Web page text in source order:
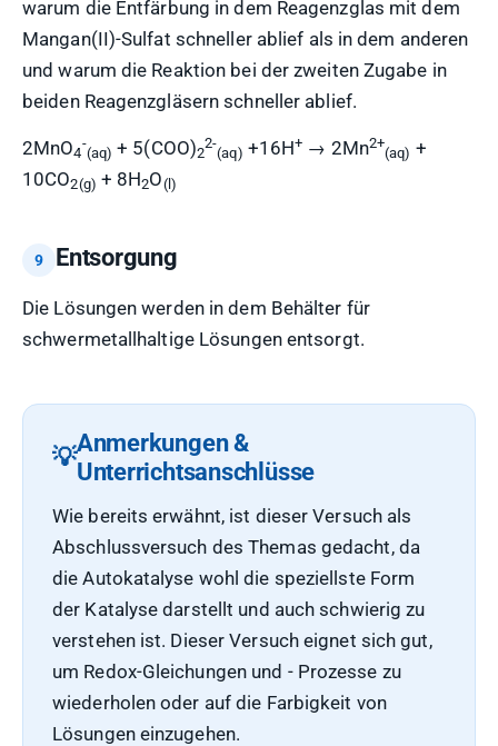
warum die Entfärbung in dem Reagenzglas mit dem
Mangan(II)-Sulfat schneller ablief als in dem anderen
und warum die Reaktion bei der zweiten Zugabe in
beiden Reagenzgläsern schneller ablief.
2MnO4
-
(aq) + 5(COO)2
2-
(aq) +16H+ → 2Mn2+
(aq) +
10CO2(g) + 8H2O(l)
Entsorgung
Die Lösungen werden in dem Behälter für
schwermetallhaltige Lösungen entsorgt.
Anmerkungen &
Unterrichtsanschlüsse
Wie bereits erwähnt, ist dieser Versuch als
Abschlussversuch des Themas gedacht, da
die Autokatalyse wohl die speziellste Form
der Katalyse darstellt und auch schwierig zu
verstehen ist. Dieser Versuch eignet sich gut,
um Redox-Gleichungen und - Prozesse zu
wiederholen oder auf die Farbigkeit von
Lösungen einzugehen.